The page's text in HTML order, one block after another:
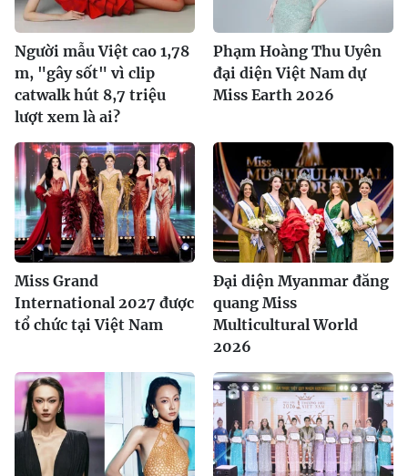
Người mẫu Việt cao 1,78
m, "gây sốt" vì clip
catwalk hút 8,7 triệu
lượt xem là ai?
Phạm Hoàng Thu Uyên
đại diện Việt Nam dự
Miss Earth 2026
Miss Grand
International 2027 được
tổ chức tại Việt Nam
Đại diện Myanmar đăng
quang Miss
Multicultural World
2026